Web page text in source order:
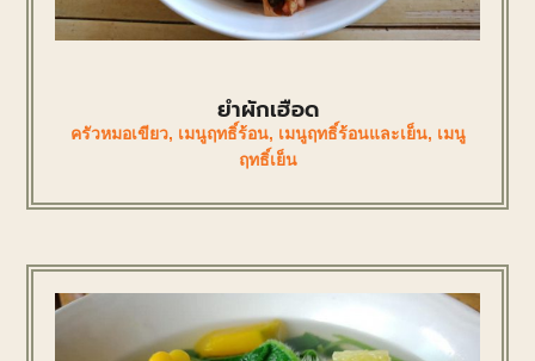
ยำผักเฮือด
ครัวหมอเขียว, เมนูฤทธิ์ร้อน, เมนูฤทธิ์ร้อนและเย็น, เมนู
ฤทธิ์เย็น